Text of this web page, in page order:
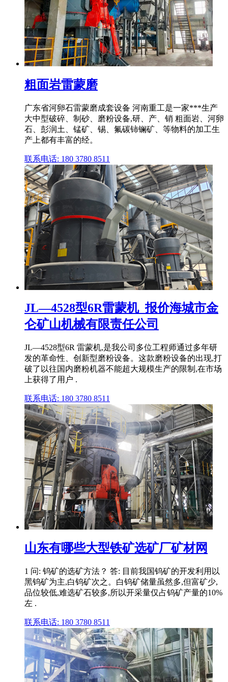
粗面岩雷蒙磨
广东省河卵石雷蒙磨成套设备 河南重工是一家***生产
大中型破碎、制砂、磨粉设备,研、产、销 粗面岩、河卵
石、彭润土、锰矿、锡、氟碳铈镧矿、等物料的加工生
产上都有丰富的经。
联系电话: 180 3780 8511
JL—4528型6R雷蒙机_报价海城市金
仑矿山机械有限责任公司
JL—4528型6R 雷蒙机,是我公司多位工程师通过多年研
发的革命性、创新型磨粉设备。这款磨粉设备的出现,打
破了以往国内磨粉机器不能超大规模生产的限制,在市场
上获得了用户 .
联系电话: 180 3780 8511
山东有哪些大型铁矿选矿厂矿材网
1 问: 钨矿的选矿方法？ 答: 目前我国钨矿的开发利用以
黑钨矿为主,白钨矿次之。白钨矿储量虽然多,但富矿少,
品位较低,难选矿石较多,所以开采量仅占钨矿产量的10%
左 .
联系电话: 180 3780 8511